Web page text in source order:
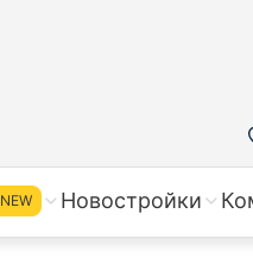
NEW Новостройки